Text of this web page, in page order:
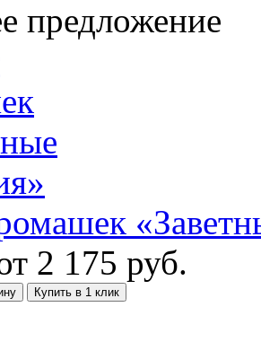
предложение
2 175 руб.
Купить в 1 клик